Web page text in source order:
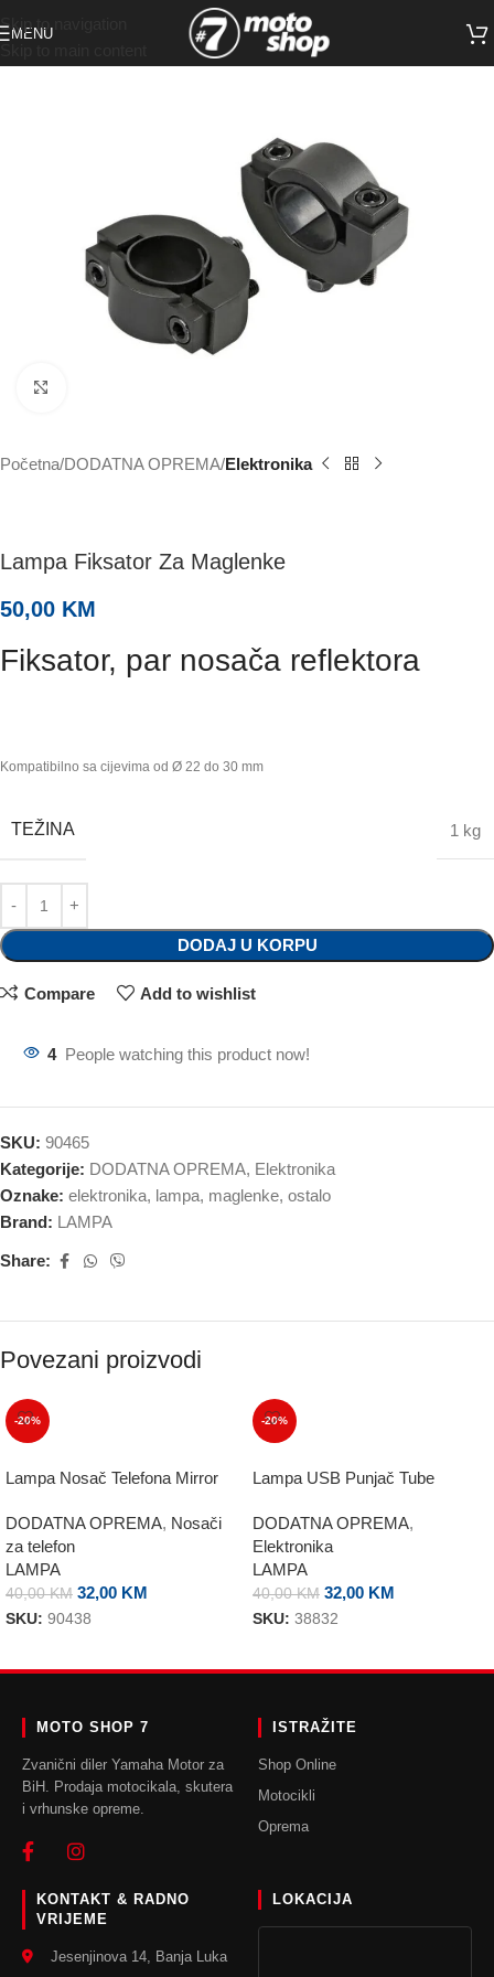
Skip to navigation
MENU
Početna DODATNA OPREMA Elektronika
Lampa Fiksator Za Maglenke
50,00 KM
Fiksator, par nosača reflektora
Kompatibilno sa cijevima od Ø 22 do 30 mm
TEŽINA 1 kg
DODAJ U KORPU
Compare Add to wishlist
4 People watching this product now!
SKU: 90465
Kategorije: DODATNA OPREMA, Elektronika
Oznake: elektronika, lampa, maglenke, ostalo
Brand: LAMPA
Share:
Povezani proizvodi
-20%
Lampa Nosač Telefona Mirror
DODATNA OPREMA, Nosači
za telefon
LAMPA
40,00KM 32,00 KM
SKU: 90438
-20%
Lampa USB Punjač Tube
DODATNA OPREMA,
Elektronika
LAMPA
40,00KM 32,00 KM
SKU: 38832
MOTO SHOP 7
Zvanični diler Yamaha Motor za
BiH. Prodaja motocikala, skutera
i vrhunske opreme.
ISTRAŽITE
Shop Online
Motocikli
Oprema
KONTAKT & RADNO
VRIJEME
Jesenjinova 14, Banja Luka
LOKACIJA